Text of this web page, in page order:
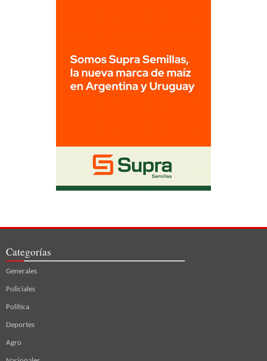
Categorías
Generales
Policiales
Política
Deportes
Agro